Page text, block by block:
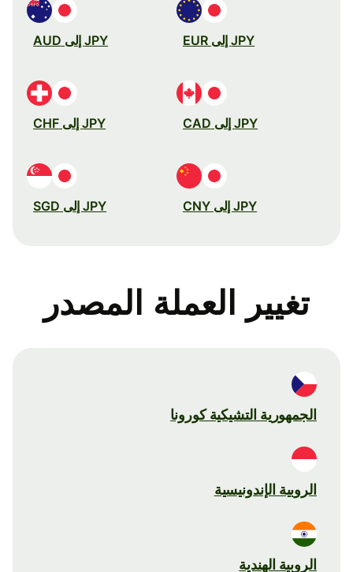
JPY إلى EUR JPY إلى AUD
JPY إلى CAD JPY إلى CHF
JPY إلى CNY JPY إلى SGD
تغيير العملة المصدر
الجمهورية التشيكية كورونا
الروبية الإندونيسية
الروبية الهندية